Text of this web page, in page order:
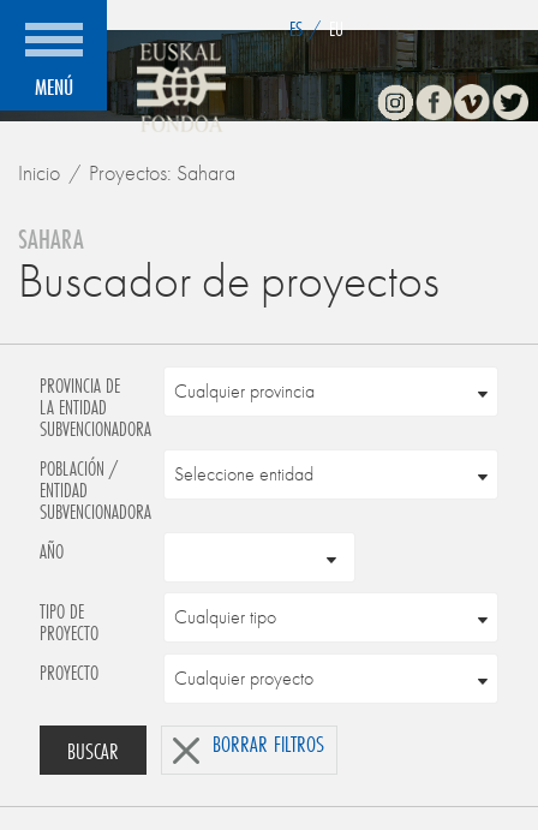
MENÚ
ES / EU
InstagramFacebook
Vimeo
Inicio Proyectos: Sahara
SAHARA
Buscador de proyectos
PROVINCIA DE
LA ENTIDAD
SUBVENCIONADORA
POBLACIÓN /
ENTIDAD
SUBVENCIONADORA
AÑO
TIPO DE
PROYECTO
PROYECTO
BUSCAR BORRAR FILTROS